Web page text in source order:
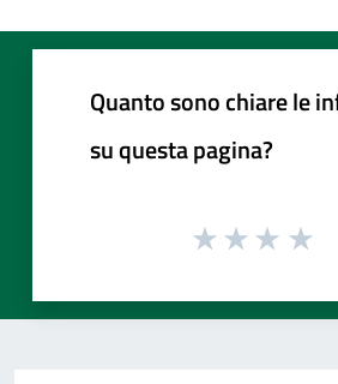
Quanto sono chiare le
su questa pagina?